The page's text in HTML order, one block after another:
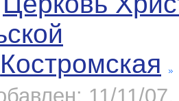
Костромская
11/11/